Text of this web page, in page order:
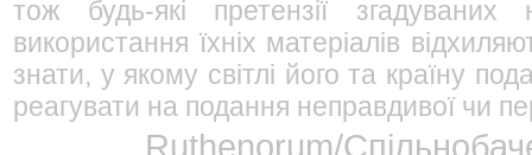
тож будь-які претензії
використання їхніх матеріалів
знати, у якому світлі його та країну
реагувати на подання неправдивої чи
Ruthenorum/